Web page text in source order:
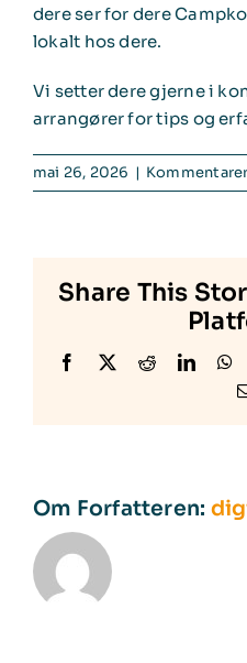
Bli medlem
dere ser for dere
lokalt hos dere.
Vi setter dere gjerne i
arrangører for tips og
mai 26, 2026 |
Share This
Facebook
X Reddit
Om Forfatteren: